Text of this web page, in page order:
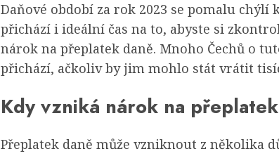
Daňové období za rok 2023 se pomalu chýlí
přichází i ideální čas na to, abyste si
nárok na přeplatek daně. Mnoho Čechů o
přichází, ačkoliv by jim mohlo stát vrátit
Kdy vzniká nárok na
Přeplatek daně může vzniknout z několika